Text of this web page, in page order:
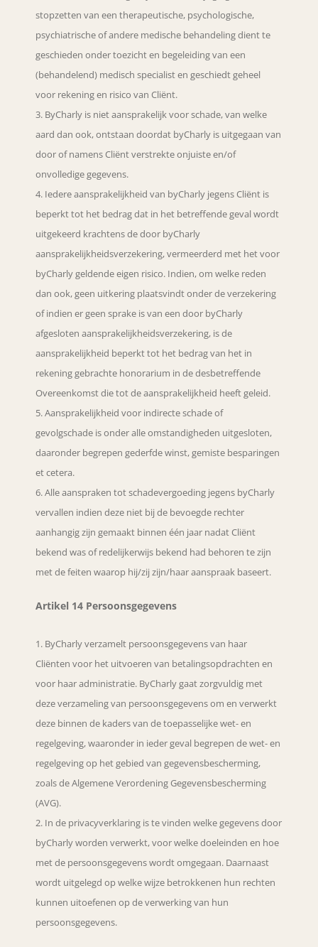
stopzetten van een therapeutische, psychologische,
psychiatrische of andere medische behandeling dient te
geschieden onder toezicht en begeleiding van een
(behandelend) medisch specialist en geschiedt geheel
voor rekening en risico van Cliënt.
ByCharly is niet aansprakelijk voor schade, van welke
aard dan ook, ontstaan doordat byCharly is uitgegaan van
door of namens Cliënt verstrekte onjuiste en/of
onvolledige gegevens.
Iedere aansprakelijkheid van byCharly jegens Cliënt is
beperkt tot het bedrag dat in het betreffende geval wordt
uitgekeerd krachtens de door byCharly
aansprakelijkheidsverzekering, vermeerderd met het voor
byCharly geldende eigen risico. Indien, om welke reden
dan ook, geen uitkering plaatsvindt onder de verzekering
of indien er geen sprake is van een door byCharly
afgesloten aansprakelijkheidsverzekering, is de
aansprakelijkheid beperkt tot het bedrag van het in
rekening gebrachte honorarium in de desbetreffende
Overeenkomst die tot de aansprakelijkheid heeft geleid.
Aansprakelijkheid voor indirecte schade of
gevolgschade is onder alle omstandigheden uitgesloten,
daaronder begrepen gederfde winst, gemiste besparingen
et cetera.
Alle aanspraken tot schadevergoeding jegens byCharly
vervallen indien deze niet bij de bevoegde rechter
aanhangig zijn gemaakt binnen één jaar nadat Cliënt
bekend was of redelijkerwijs bekend had behoren te zijn
met de feiten waarop hij/zij zijn/haar aanspraak baseert.
Artikel 14 Persoonsgegevens
ByCharly verzamelt persoonsgegevens van haar
Cliënten voor het uitvoeren van betalingsopdrachten en
voor haar administratie. ByCharly gaat zorgvuldig met
deze verzameling van persoonsgegevens om en verwerkt
deze binnen de kaders van de toepasselijke wet- en
regelgeving, waaronder in ieder geval begrepen de wet- en
regelgeving op het gebied van gegevensbescherming,
zoals de Algemene Verordening Gegevensbescherming
(AVG).
In de privacyverklaring is te vinden welke gegevens door
byCharly worden verwerkt, voor welke doeleinden en hoe
met de persoonsgegevens wordt omgegaan. Daarnaast
wordt uitgelegd op welke wijze betrokkenen hun rechten
kunnen uitoefenen op de verwerking van hun
persoonsgegevens.